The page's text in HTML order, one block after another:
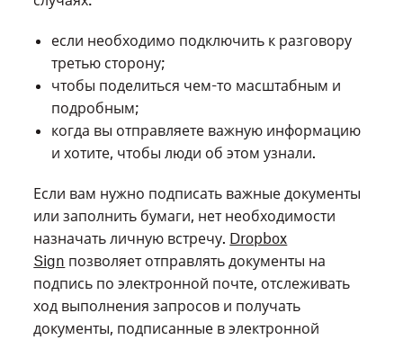
если необходимо подключить к разговору
третью сторону;
чтобы поделиться чем-то масштабным и
подробным;
когда вы отправляете важную информацию
и хотите, чтобы люди об этом узнали.
Если вам нужно подписать важные документы
или заполнить бумаги, нет необходимости
назначать личную встречу. Dropbox
Sign позволяет отправлять документы на
подпись по электронной почте, отслеживать
ход выполнения запросов и получать
документы, подписанные в электронной